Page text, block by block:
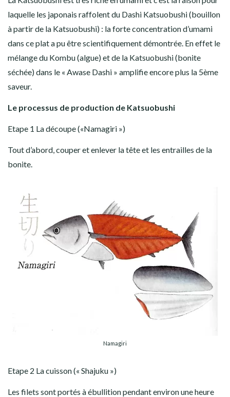
laquelle les japonais raffolent du Dashi Katsuobushi (bouillon
à partir de la Katsuobushi) : la forte concentration d’umami
dans ce plat a pu être scientifiquement démontrée. En effet le
mélange du Kombu (algue) et de la Katsuobushi (bonite
séchée) dans le « Awase Dashi » amplifie encore plus la 5ème
saveur.
Le processus de production de Katsuobushi
Etape 1 La découpe («Namagiri »)
Tout d’abord, couper et enlever la tête et les entrailles de la
bonite.
Namagiri
Etape 2 La cuisson (« Shajuku »)
Les filets sont portés à ébullition pendant environ une heure